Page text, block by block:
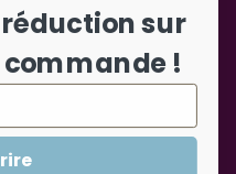
réduction sur
!